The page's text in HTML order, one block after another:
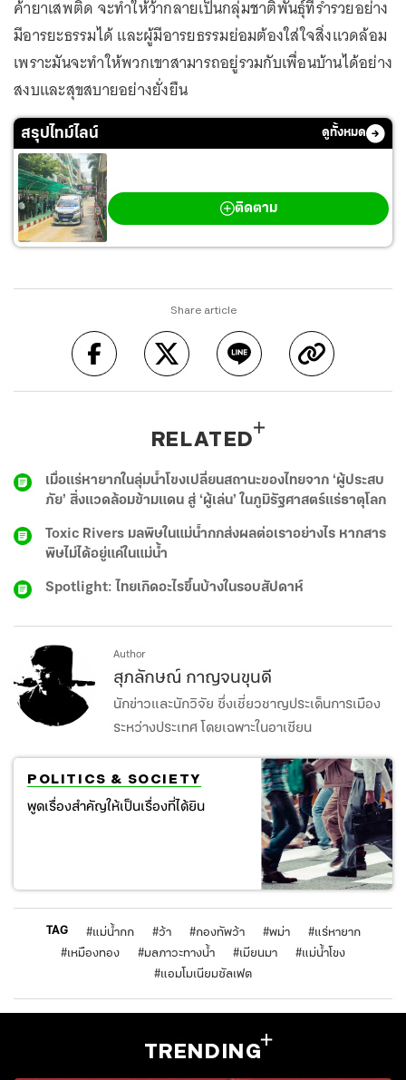
ค้ายาเสพติด จะทำให้ว้ากลายเป็นกลุ่มชาติพันธุ์ที่ร่ำรวยอย่าง
มีอารยะธรรมได้ และผู้มีอารยธรรมย่อมต้องใส่ใจสิ่งแวดล้อม
เพราะมันจะทำให้พวกเขาสามารถอยู่รวมกับเพื่อนบ้านได้อย่าง
สงบและสุขสบายอย่างยั่งยืน
สรุปไทม์ไลน์ ดูทั้งหมด
ติดตาม
Share article
RELATED
เมื่อแร่หายากในลุ่มน้ำโขงเปลี่ยนสถานะของไทยจาก ‘ผู้ประสบ
ภัย’ สิ่งแวดล้อมข้ามแดน สู่ ‘ผู้เล่น’ ในภูมิรัฐศาสตร์แร่ธาตุโลก
Toxic Rivers มลพิษในแม่น้ำกกส่งผลต่อเราอย่างไร หากสาร
พิษไม่ได้อยู่แค่ในแม่น้ำ
Spotlight: ไทยเกิดอะไรขึ้นบ้างในรอบสัปดาห์
Author
สุภลักษณ์ กาญจนขุนดี
นักข่าวและนักวิจัย ซึ่งเชี่ยวชาญประเด็นการเมือง
ระหว่างประเทศ โดยเฉพาะในอาเซียน
POLITICS & SOCIETY
พูดเรื่องสำคัญให้เป็นเรื่องที่ได้ยิน
TAG #แม่น้ำกก #ว้า #กองทัพว้า #พม่า #แร่หายาก
#เหมืองทอง #มลภาวะทางน้ำ #เมียนมา #แม่น้ำโขง
#แอมโมเนียมซัลเฟต
TRENDING